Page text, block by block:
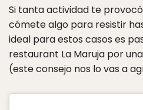
Si tanta actividad te
cómete algo para resistir
ideal para estos casos es
restaurant La Maruja por
(este consejo nos lo vas a